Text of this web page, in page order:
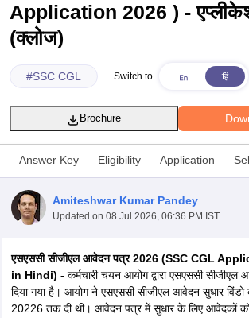
Application 2026 ) -
(क्लोज)
#SSC CGL Switch to
Brochure
Answer Key Eligibility Application
Amiteshwar Kumar Pandey
Updated on 08 Jul 2026, 06:36 PM IST
एसएससी सीजीएल आवेदन पत्र 2026 (SSC CGL
in Hindi) - कर्मचारी चयन आयोग द्वारा एसएससी
दिया गया है। आयोग ने एसएससी सीजीएल आवेदन सुधार
20226 तक दी थी। आवेदन पत्र में सुधार के लिए आवेदकों